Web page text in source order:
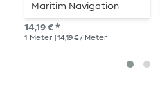
Maritim Navigation
Weiß
14,19 € *
1 Meter | 14,19 € / Meter